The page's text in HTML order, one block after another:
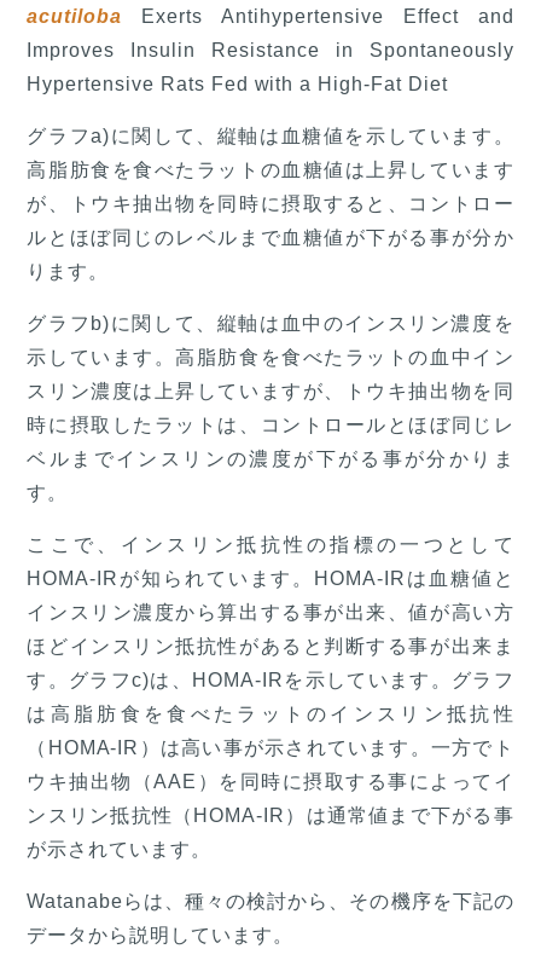
acutiloba Exerts Antihypertensive Effect and
Improves Insulin Resistance in Spontaneously
Hypertensive Rats Fed with a High-Fat Diet
グラフa)に関して、縦軸は血糖値を示しています。
高脂肪食を食べたラットの血糖値は上昇しています
が、トウキ抽出物を同時に摂取すると、コントロー
ルとほぼ同じのレベルまで血糖値が下がる事が分か
ります。
グラフb)に関して、縦軸は血中のインスリン濃度を
示しています。高脂肪食を食べたラットの血中イン
スリン濃度は上昇していますが、トウキ抽出物を同
時に摂取したラットは、コントロールとほぼ同じレ
ベルまでインスリンの濃度が下がる事が分かりま
す。
ここで、インスリン抵抗性の指標の一つとして
HOMA-IRが知られています。HOMA-IRは血糖値と
インスリン濃度から算出する事が出来、値が高い方
ほどインスリン抵抗性があると判断する事が出来ま
す。グラフc)は、HOMA-IRを示しています。グラフ
は高脂肪食を食べたラットのインスリン抵抗性
（HOMA-IR）は高い事が示されています。一方でト
ウキ抽出物（AAE）を同時に摂取する事によってイ
ンスリン抵抗性（HOMA-IR）は通常値まで下がる事
が示されています。
Watanabeらは、種々の検討から、その機序を下記の
データから説明しています。